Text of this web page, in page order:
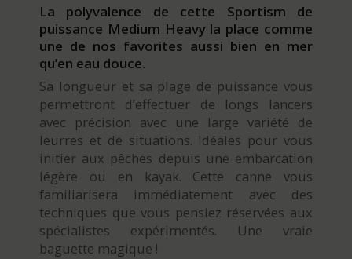
La polyvalence de cette Sportism de
puissance Medium Heavy la place comme
une de nos favorites aussi bien en mer
qu’en eau douce.
Sa longueur et sa plage de puissance vous
permettront d’effectuer de longs lancers
avec précision avec une large variété de
leurres et de situations. Idéales pour vous
initier aux pêches depuis une embarcation
légère ou en kayak. Cette canne vous
familiarisera immédiatement avec des
techniques que vous pensiez réservées aux
spécialistes expérimentés. Une vraie
baguette magique !